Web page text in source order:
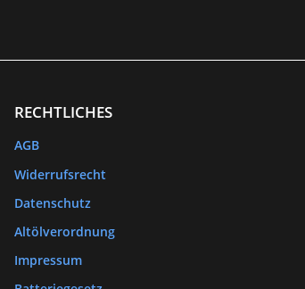
RECHTLICHES
AGB
Widerrufsrecht
Datenschutz
Altölverordnung
Impressum